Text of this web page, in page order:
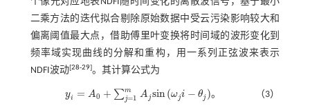
二乘方法的迭代拟合剔除原始数据中受云污染影响较大和
偏离阈值最大点，借助傅里叶变换将时间域的波形变化到
频率域实现曲线的分解和重构，用一系列正弦波来表示
NDFI波动[28-29]。其计算公式为
yi = A0 + ∑m
j=1 A j sin(ωji − θj )
yi= A0 +∑j=1mAjsinωji-θj 。 （3）